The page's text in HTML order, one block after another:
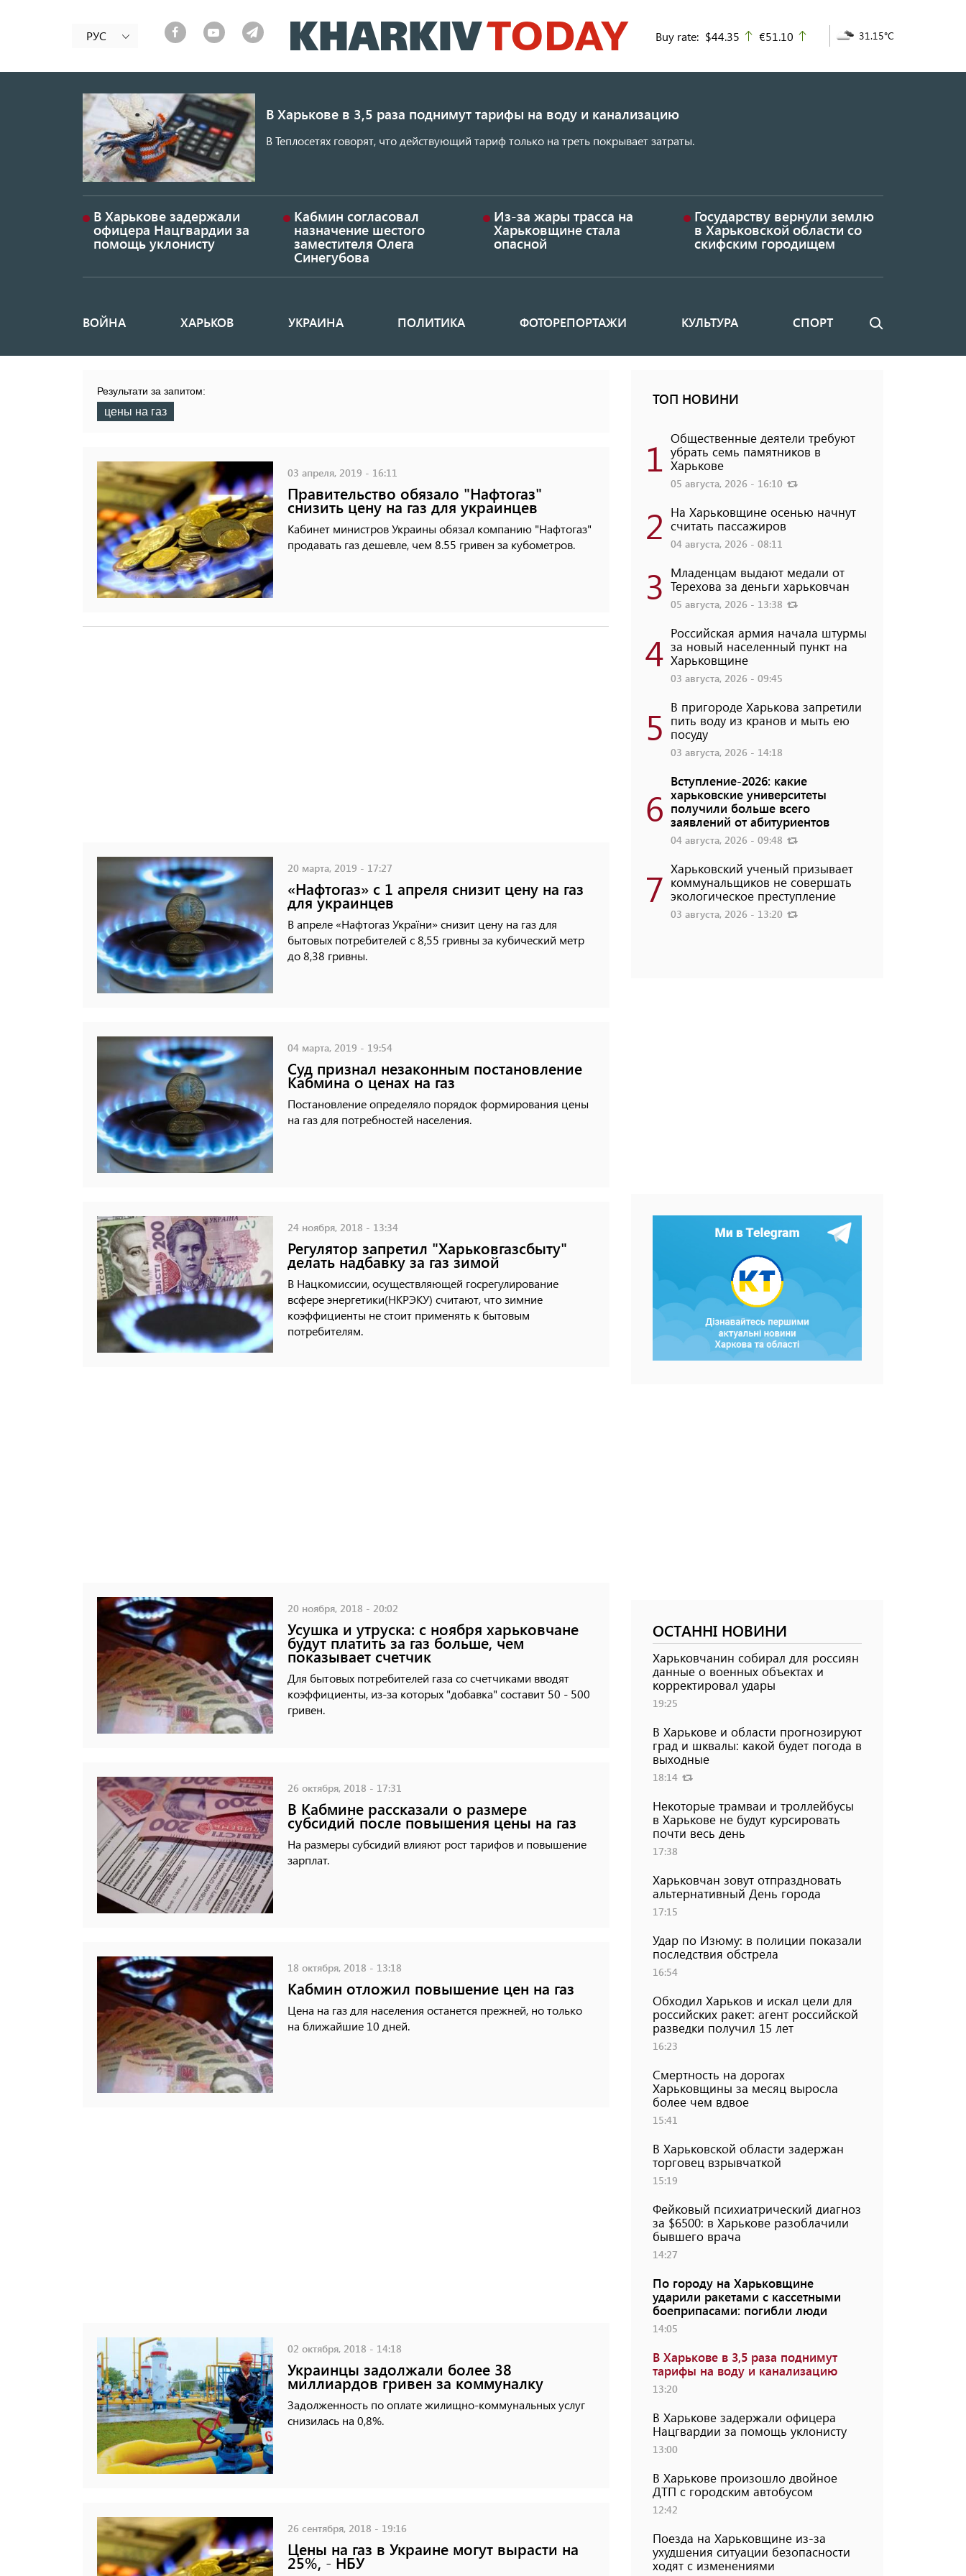
к
основному
РУС Buy rate: $44.35 up
€51.10 31.15°C
В Харькове в 3,5 раза поднимут тарифы на воду и канализацию
В Теплосетях говорят, что действующий тариф только на треть покрывает затраты.
В Харькове задержали
офицера Нацгвардии за
помощь уклонисту
Кабмин согласовал
назначение шестого
заместителя Олега
Синегубова
Из-за жары трасса на
Харьковщине стала
опасной
Государству вернули землю
в Харьковской области со
скифским городищем
Основная
ВОЙНА ХАРЬКОВ УКРАИНА ПОЛИТИКА ФОТОРЕПОРТАЖИ КУЛЬТУРА СПОРТ Поиск
Результати за запитом:
цены на газ
03 апреля, 2019 - 16:11
Правительство обязало "Нафтогаз"
снизить цену на газ для украинцев
Кабинет министров Украины обязал компанию "Нафтогаз"
продавать газ дешевле, чем 8.55 гривен за кубометров.
20 марта, 2019 - 17:27
«Нафтогаз» с 1 апреля снизит цену на газ
для украинцев
В апреле «Нафтогаз України» снизит цену на газ для
бытовых потребителей с 8,55 гривны за кубический метр
до 8,38 гривны.
04 марта, 2019 - 19:54
Суд признал незаконным постановление
Кабмина о ценах на газ
Постановление определяло порядок формирования цены
на газ для потребностей населения.
24 ноября, 2018 - 13:34
Регулятор запретил "Харьковгазсбыту"
делать надбавку за газ зимой
В Нацкомиссии, осуществляющей госрегулирование
всфере энергетики(НКРЭКУ) считают, что зимние
коэффициенты не стоит применять к бытовым
потребителям.
20 ноября, 2018 - 20:02
Усушка и утруска: c ноября харьковчане
будут платить за газ больше, чем
показывает счетчик
Для бытовых потребителей газа со счетчиками вводят
коэффициенты, из-за которых "добавка" составит 50 - 500
гривен.
26 октября, 2018 - 17:31
В Кабмине рассказали о размере
субсидий после повышения цены на газ
На размеры субсидий влияют рост тарифов и повышение
зарплат.
18 октября, 2018 - 13:18
Кабмин отложил повышение цен на газ
Цена на газ для населения останется прежней, но только
на ближайшие 10 дней.
02 октября, 2018 - 14:18
Украинцы задолжали более 38
миллиардов гривен за коммуналку
Задолженность по оплате жилищно-коммунальных услуг
снизилась на 0,8%.
26 сентября, 2018 - 19:16
Цены на газ в Украине могут вырасти на
25%, - НБУ
ТОП НОВИНИ
1 Общественные деятели требуют
убрать семь памятников в
Харькове
05 августа, 2026 - 16:10
2 На Харьковщине осенью начнут
считать пассажиров
04 августа, 2026 - 08:11
3 Младенцам выдают медали от
Терехова за деньги харьковчан
05 августа, 2026 - 13:38
4 Российская армия начала штурмы
за новый населенный пункт на
Харьковщине
03 августа, 2026 - 09:45
5 В пригороде Харькова запретили
пить воду из кранов и мыть ею
посуду
03 августа, 2026 - 14:18
6
Вступление-2026: какие
харьковские университеты
получили больше всего
заявлений от абитуриентов
04 августа, 2026 - 09:48
7 Харьковский ученый призывает
коммунальщиков не совершать
экологическое преступление
03 августа, 2026 - 13:20
ОСТАННІ НОВИНИ
Харьковчанин собирал для россиян
данные о военных объектах и ​​
корректировал удары
19:25
В Харькове и области прогнозируют
град и шквалы: какой будет погода в
выходные
18:14
Некоторые трамваи и троллейбусы
в Харькове не будут курсировать
почти весь день
17:38
Харьковчан зовут отпраздновать
альтернативный День города
17:15
Удар по Изюму: в полиции показали
последствия обстрела
16:54
Обходил Харьков и искал цели для
российских ракет: агент российской
разведки получил 15 лет
16:23
Смертность на дорогах
Харьковщины за месяц выросла
более чем вдвое
15:41
В Харьковской области задержан
торговец взрывчаткой
15:19
Фейковый психиатрический диагноз
за $6500: в Харькове разоблачили
бывшего врача
14:27
По городу на Харьковщине
ударили ракетами с кассетными
боеприпасами: погибли люди
14:05
В Харькове в 3,5 раза поднимут
тарифы на воду и канализацию
13:20
В Харькове задержали офицера
Нацгвардии за помощь уклонисту
13:00
В Харькове произошло двойное
ДТП с городским автобусом
12:42
Поезда на Харьковщине из-за
ухудшения ситуации безопасности
ходят с изменениями